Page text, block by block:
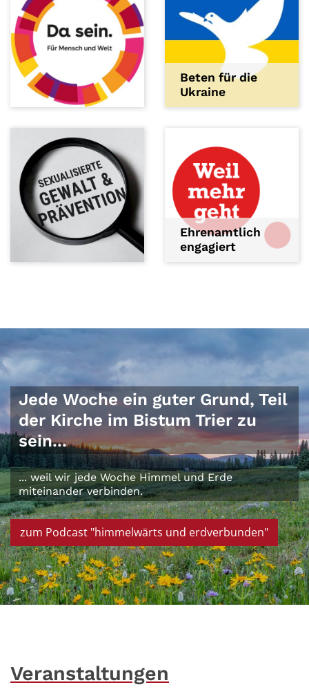
Beten für die
Ukraine
Ehrenamtlich
engagiert
Jede Woche ein guter Grund, Teil
der Kirche im Bistum Trier zu
sein...
... weil wir jede Woche Himmel und Erde
miteinander verbinden.
zum Podcast "himmelwärts und erdverbunden"
Veranstaltungen